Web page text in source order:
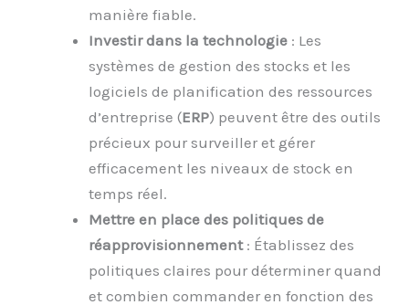
manière fiable.
Investir dans la technologie : Les
systèmes de gestion des stocks et les
logiciels de planification des ressources
d’entreprise (ERP) peuvent être des outils
précieux pour surveiller et gérer
efficacement les niveaux de stock en
temps réel.
Mettre en place des politiques de
réapprovisionnement: Établissez des
politiques claires pour déterminer quand
et combien commander en fonction des